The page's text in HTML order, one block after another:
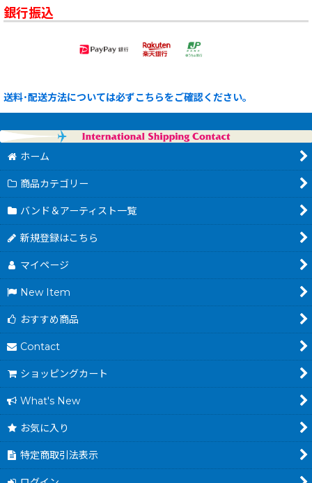
銀行振込
送料･配送方法については必ずこちらをご確認ください。
ホーム
商品カテゴリー
バンド＆アーティスト一覧
新規登録はこちら
マイページ
New Item
おすすめ商品
Contact
ショッピングカート
What's New
お気に入り
特定商取引法表示